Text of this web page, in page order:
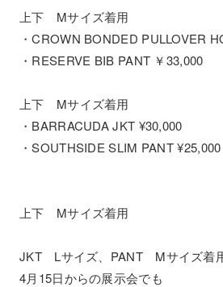
上下 Mサイズ着用
・CROWN BONDED PULLOVER
・RESERVE BIB PANT ￥33,000
上下 Mサイズ着用
・BARRACUDA JKT ¥30,000
・SOUTHSIDE SLIM PANT ¥25,000
上下 Mサイズ着用
JKT Lサイズ、PANT Mサイズ着
4月15日からの展示会でも